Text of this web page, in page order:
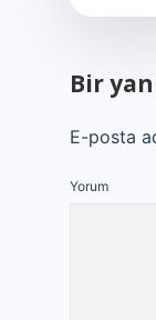
Bir
E-posta
Yorum